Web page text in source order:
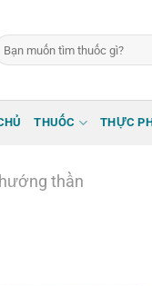
THUỐC THỰC
thần